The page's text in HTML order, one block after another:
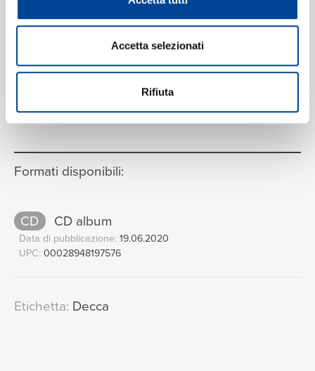
Accetta selezionati
Rifiuta
I. Allegro moderato
15:42
05:27
Silvia Chiesa, Guido Rimonda
Camerata Ducale
VEDI LA TRACKLIST COMPLETA
Formati disponibili:
CD CD album
Data di pubblicazione: 19.06.2020
UPC: 00028948197576
Etichetta: Decca